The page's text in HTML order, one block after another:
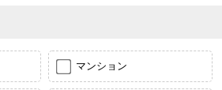
マンション